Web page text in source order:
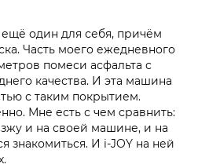
ещё один для себя, причём
Часть моего ежедневного
помеси асфальта с
качества. И эта машина
с таким покрытием.
Мне есть с чем сравнить:
и на своей машине, и на
знакомиться. И i‑JOY на ней